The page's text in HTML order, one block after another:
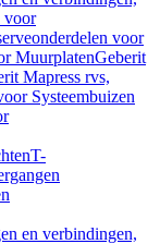
voor
voor
MuurplatenGeberit
Mapress rvs,
Systeembuizen
T-
en verbindingen,